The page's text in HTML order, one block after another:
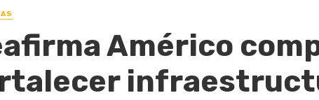
Américo